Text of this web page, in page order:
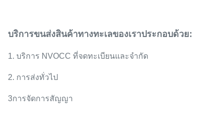
บริการขนส่งสินค้าทางทะเลของเราประกอบด้วย:
1. บริการ NVOCC ที่จดทะเบียนและจํากัด
2. การส่งทั่วไป
3การจัดการสัญญา